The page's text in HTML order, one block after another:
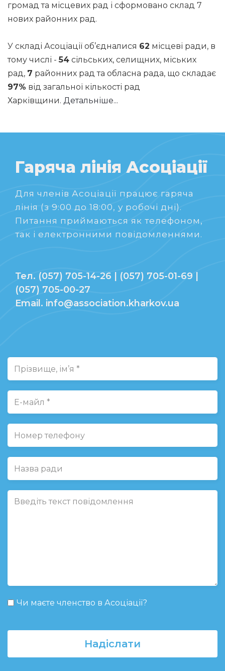
громад та місцевих рад і сформовано склад 7
нових районних рад.
У складі Асоціації об’єдналися 62 місцеві ради, в
тому числі -54 сільських, селищних, міських
рад, 7 районних рад та обласна рада, що складає
97% від загальної кількості рад
Харківщини. Детальніше...
Гаряча лінія Асоціації
Для членів Асоціації працює гаряча
лінія (з 9:00 до 18:00, у робочі дні).
Питання приймаються як телефоном,
так і електронними повідомленнями.
Тел. (057) 705-14-26 | (057) 705-01-69 |
(057) 705-00-27
Email. info@association.kharkov.ua
Чи маєте членство в Асоціації?
Надіслати